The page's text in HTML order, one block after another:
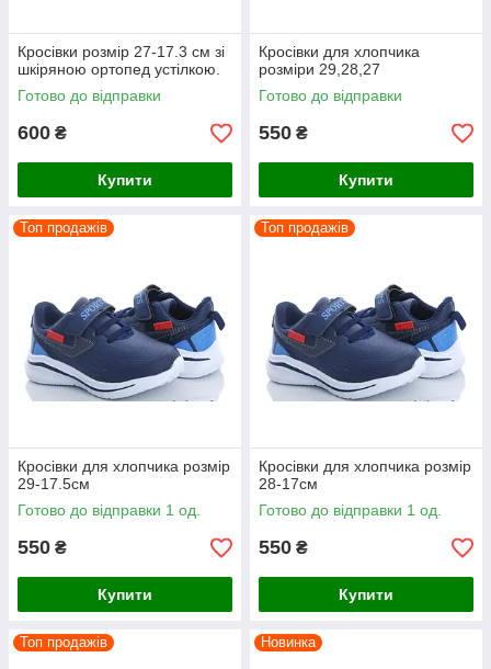
Кросівки розмір 27-17.3 см зі
шкіряною ортопед устілкою.
Готово до відправки
600 ₴
Купити
Кросівки для хлопчика
розміри 29,28,27
Готово до відправки
550 ₴
Купити
Топ продажів
Кросівки для хлопчика розмір
29-17.5см
Готово до відправки 1 од.
550 ₴
Купити
Топ продажів
Кросівки для хлопчика розмір
28-17см
Готово до відправки 1 од.
550 ₴
Купити
Топ продажів Новинка